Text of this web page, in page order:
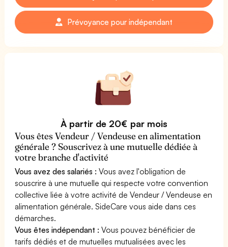
Prévoyance pour indépendant
À partir de 20€ par mois
Vous êtes Vendeur / Vendeuse en alimentation
générale ? Souscrivez à une mutuelle dédiée à
votre branche d'activité
Vous avez des salariés : Vous avez l'obligation de
souscrire à une mutuelle qui respecte votre convention
collective liée à votre activité de Vendeur / Vendeuse en
alimentation générale. SideCare vous aide dans ces
démarches.
Vous êtes indépendant : Vous pouvez bénéficier de
tarifs dédiés et de mutuelles mutualisées avec les